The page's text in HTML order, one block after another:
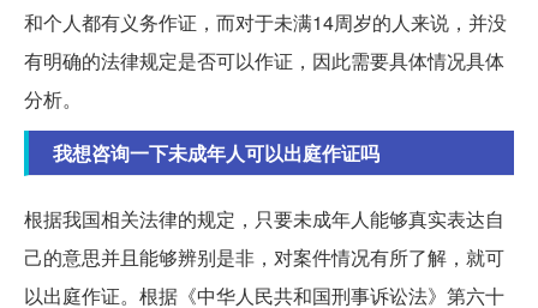
和个人都有义务作证，而对于未满14周岁的人来说，并没
有明确的法律规定是否可以作证，因此需要具体情况具体
分析。
我想咨询一下未成年人可以出庭作证吗
根据我国相关法律的规定，只要未成年人能够真实表达自
己的意思并且能够辨别是非，对案件情况有所了解，就可
以出庭作证。根据《中华人民共和国刑事诉讼法》第六十